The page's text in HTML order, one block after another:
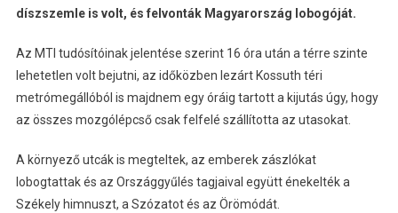
díszszemle is volt, és felvonták Magyarország lobogóját.
Az MTI tudósítóinak jelentése szerint 16 óra után a térre szinte
lehetetlen volt bejutni, az időközben lezárt Kossuth téri
metrómegállóból is majdnem egy óráig tartott a kijutás úgy, hogy
az összes mozgólépcső csak felfelé szállította az utasokat.
A környező utcák is megteltek, az emberek zászlókat
lobogtattak és az Országgyűlés tagjaival együtt énekelték a
Székely himnuszt, a Szózatot és az Örömódát.